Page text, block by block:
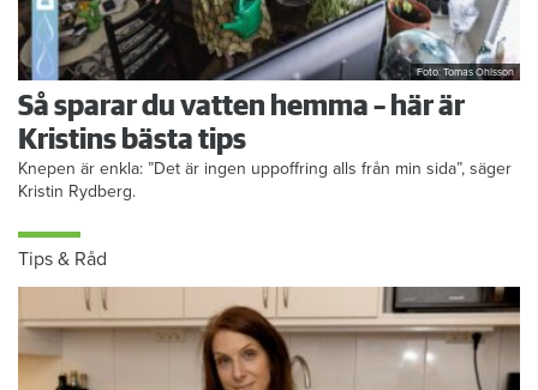
Foto: Tomas Ohlsson
Så sparar du vatten hemma – här är
Kristins bästa tips
Knepen är enkla: ”Det är ingen uppoffring alls från min sida”, säger
Kristin Rydberg.
Tips & Råd